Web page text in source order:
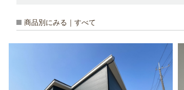
商品別にみる｜すべて